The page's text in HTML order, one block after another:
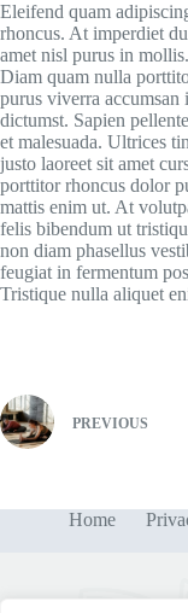
Eleifend quam
rhoncus. At imperdiet
amet nisl purus in
Diam quam nulla
purus viverra accumsan
dictumst. Sapien
et malesuada. Ultrices
justo laoreet sit amet
porttitor rhoncus dolor
mattis enim ut. At
felis bibendum ut
non diam phasellus
feugiat in fermentum
Tristique nulla aliquet
PREVIOUS
Home